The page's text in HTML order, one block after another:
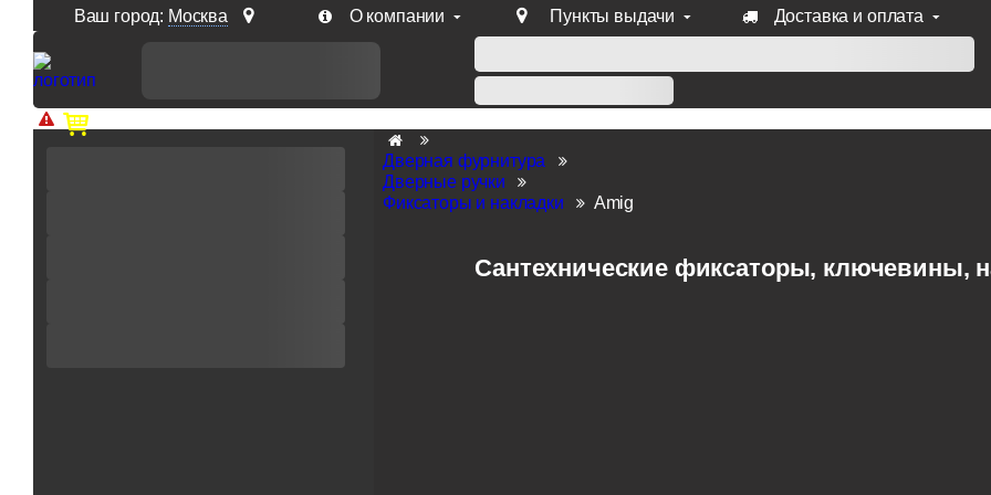
Ваш город: Москва О компании Пункты выдачи Доставка и оплата
Доп. скидка от цен на сайте 7% при заказе от 50 тыс. руб продукции Venezia, Fratelli, Tupai, Extreza, Melodia, Forme
Дверная фурнитура
Дверные ручки
Фиксаторы и накладки
Amig
Сантехнические фиксаторы, ключевины,